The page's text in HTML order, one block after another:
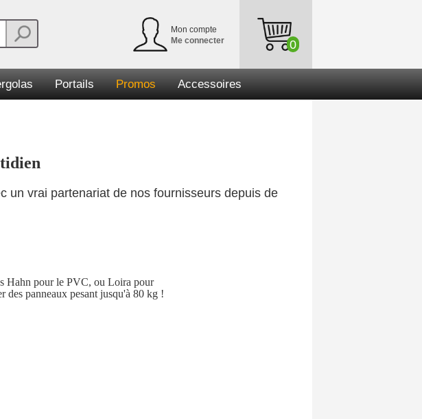
Mon compte
Me connecter
0
Portails Promos Accessoires
un vrai partenariat de nos fournisseurs depuis de
Hahn pour le PVC, ou Loira pour
des panneaux pesant jusqu'à 80 kg !